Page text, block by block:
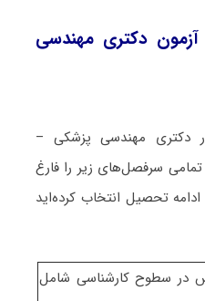
دکتری مهندسی
دکتری مهندسی پزشکی –
سرفصل‌های زیر را فارغ
تحصیل انتخاب کرده‌اید
در سطوح کارشناسی شامل